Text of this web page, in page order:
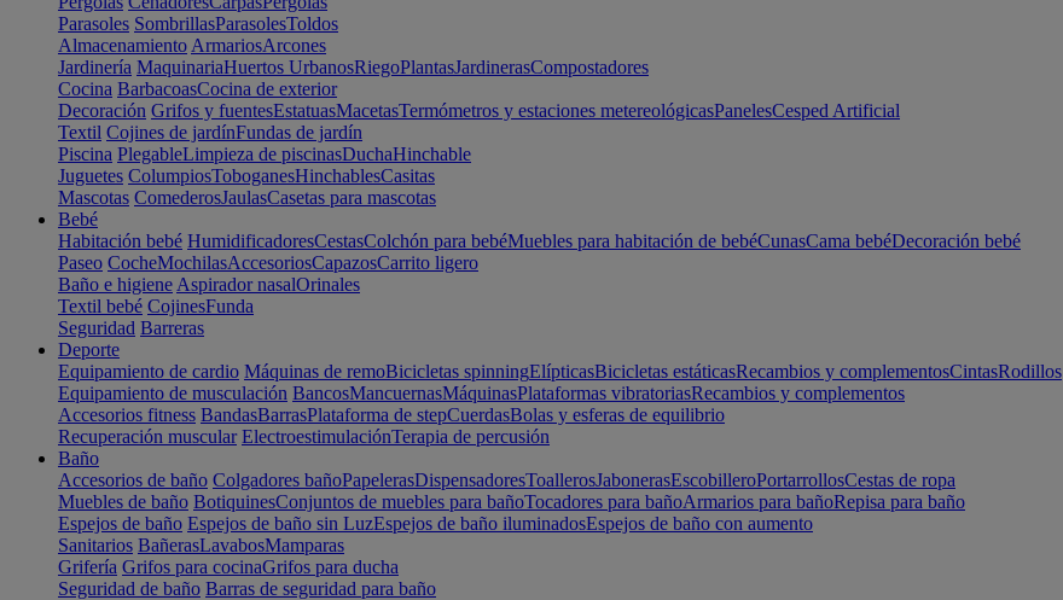
Parasoles SombrillasParasolesToldos
Almacenamiento ArmariosArcones
Jardinería MaquinariaHuertos UrbanosRiegoPlantasJardinerasCompostadores
Cocina BarbacoasCocina de exterior
Decoración Grifos y fuentesEstatuasMacetasTermómetros y estaciones metereológicasPanelesCesped Artificial
Textil Cojines de jardínFundas de jardín
Piscina PlegableLimpieza de piscinasDuchaHinchable
Juguetes ColumpiosToboganesHinchablesCasitas
Mascotas ComederosJaulasCasetas para mascotas
Bebé
Habitación bebé HumidificadoresCestasColchón para bebéMuebles para habitación de bebéCunasCama bebéDecoración bebé
Paseo CocheMochilasAccesoriosCapazosCarrito ligero
Baño e higiene Aspirador nasalOrinales
Textil bebé CojinesFunda
Seguridad Barreras
Deporte
Equipamiento de cardio Máquinas de remoBicicletas spinningElípticasBicicletas estáticasRecambios y complementosCintasRodillos
Equipamiento de musculación BancosMancuernasMáquinasPlataformas vibratoriasRecambios y complementos
Accesorios fitness BandasBarrasPlataforma de stepCuerdasBolas y esferas de equilibrio
Recuperación muscular ElectroestimulaciónTerapia de percusión
Baño
Accesorios de baño Colgadores bañoPapelerasDispensadoresToallerosJabonerasEscobilleroPortarrollosCestas de ropa
Muebles de baño BotiquinesConjuntos de muebles para bañoTocadores para bañoArmarios para bañoRepisa para baño
Espejos de baño Espejos de baño sin LuzEspejos de baño iluminadosEspejos de baño con aumento
Sanitarios BañerasLavabosMamparas
Grifería Grifos para cocinaGrifos para ducha
Seguridad de baño Barras de seguridad para baño